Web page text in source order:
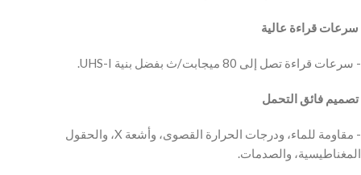
‫ سرعات قراءة عالية
‫- سرعات قراءة تصل إلى 80 ميجابت/ث بفضل بنية UHS-I.
‫ تصميم فائق التحمل
‫- مقاومة للماء، ودرجات الحرارة القصوى، وأشعة X، والحقول
المغناطيسية، والصدمات.